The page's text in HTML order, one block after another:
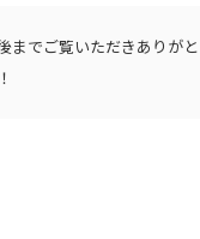
までご覧いただきありが